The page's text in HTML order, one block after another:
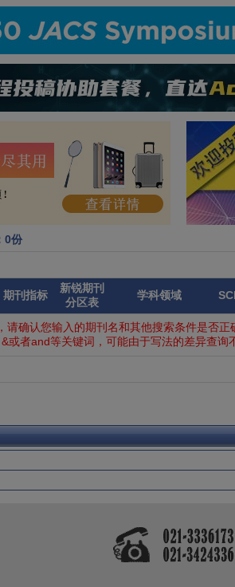
0份
期刊指标
新锐期刊
分区表
学科领域
请确认您输入的期刊名和其他搜索条件是否正
或者and等关键词，可能由于写法的差异查询